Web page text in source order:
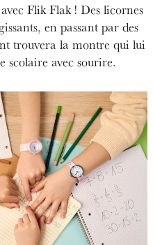
Flik Flak ! Des licornes
en passant par des
trouvera la montre qui lui
scolaire avec sourire.